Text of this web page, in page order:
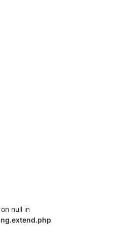
null in